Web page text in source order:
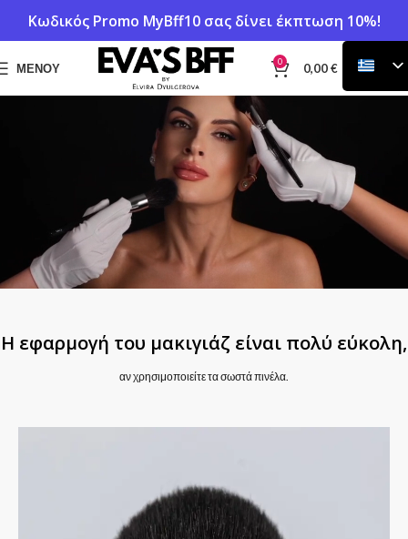
Κωδικός Promo MyBff10σας δίνει έκπτωση 10%!
ΜΕΝΟΎ 0 0,00€
Η εφαρμογή του μακιγιάζ είναι πολύ εύκολη,
αν χρησιμοποιείτε τα σωστά πινέλα.